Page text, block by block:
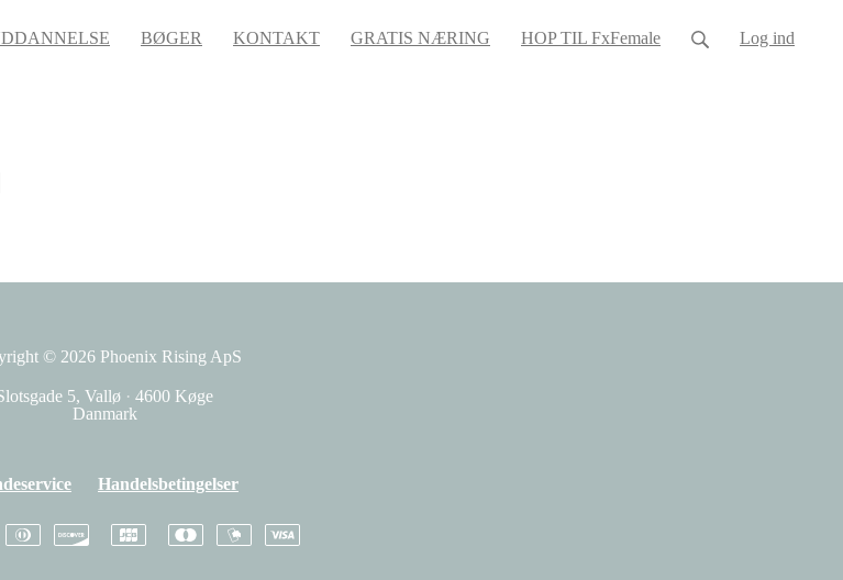
BØGER KONTAKT GRATIS NÆRING HOP TIL FxFemale Log ind
© 2026 Phoenix Rising ApS
5, Vallø · 4600 Køge
Danmark
Handelsbetingelser